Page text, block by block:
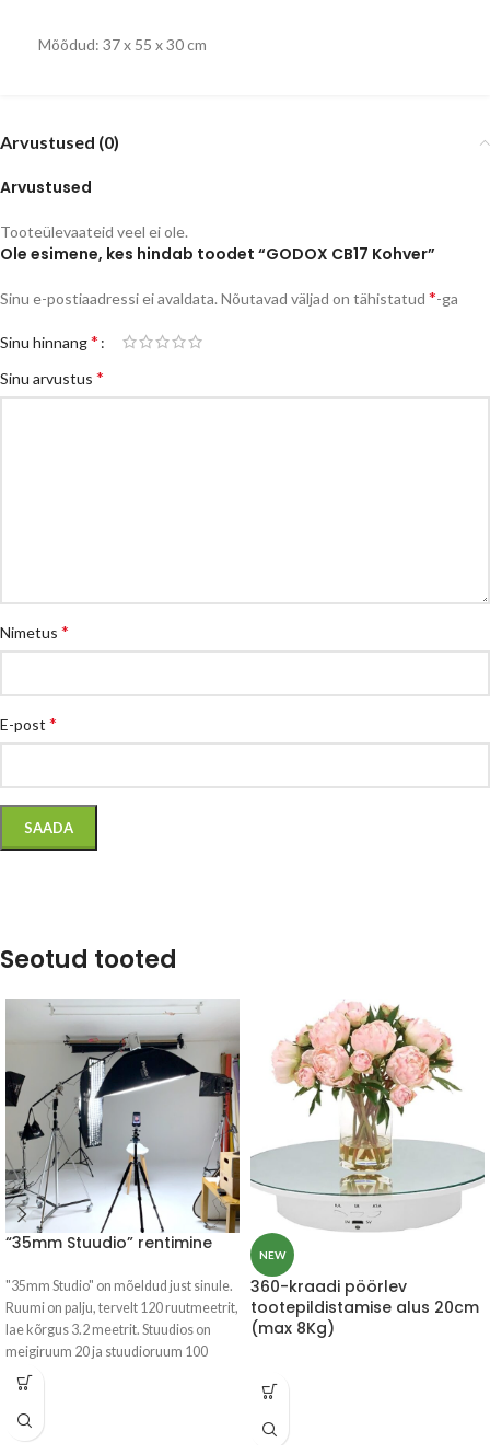
Mõõdud: 37 x 55 x 30 cm
Arvustused (0)
Arvustused
Tooteülevaateid veel ei ole.
Ole esimene, kes hindab toodet “GODOX CB17 Kohver”
Sinu e-postiaadressi ei avaldata. Nõutavad väljad on tähistatud *-ga
Sinu hinnang*
Sinu arvustus *
Nimetus *
E-post *
Seotud tooted
“35mm Stuudio” rentimine
"35mm Studio" on mõeldud just sinule.
Ruumi on palju, tervelt 120 ruutmeetrit,
lae kõrgus 3.2 meetrit. Stuudios on
meigiruum 20 ja stuudioruum 100
ruutmeetrit.
nii püsivalgused kui klassikalised
NEW
360-kraadi pöörlev
tootepildistamise alus 20cm
(max 8Kg)